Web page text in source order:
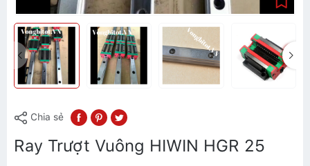
Chia sẻ
Ray Trượt Vuông HIWIN HGR 25